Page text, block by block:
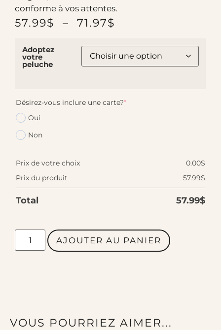
conforme à vos attentes.
57.99$ – 71.97$
Adoptez
votre
peluche
Désirez-vous inclure une carte?*
Oui
Non
Prix de votre choix 0.00$
Prix du produit
57.99$
Total 57.99$
AJOUTER AU PANIER
VOUS POURRIEZ AIMER...